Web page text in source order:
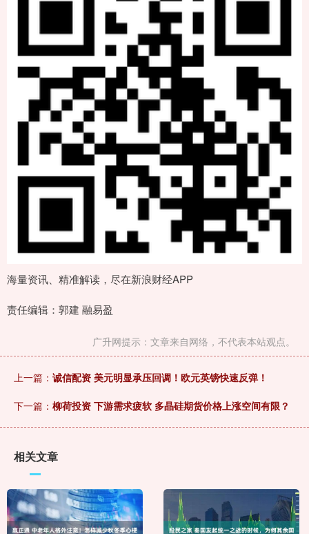
海量资讯、精准解读，尽在新浪财经APP
责任编辑：郭建 融易盈
广升网提示：文章来自网络，不代表本站观点。
上一篇： 诚信配资 美元明显承压回调！欧元英镑快速反弹！
下一篇： 柳荷投资 下游需求疲软 多晶硅期货价格上涨空间有限？
相关文章